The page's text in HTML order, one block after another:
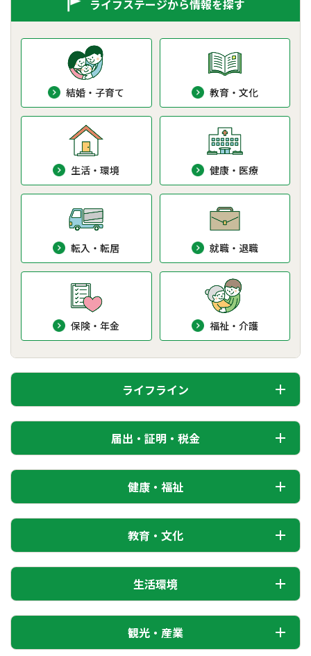
ライフステージから情報を探す
結婚・子育て 教育・文化
生活・環境 健康・医療
転入・転居 就職・退職
保険・年金 福祉・介護
ライフライン
届出・証明・税金
健康・福祉
教育・文化
生活環境
観光・産業